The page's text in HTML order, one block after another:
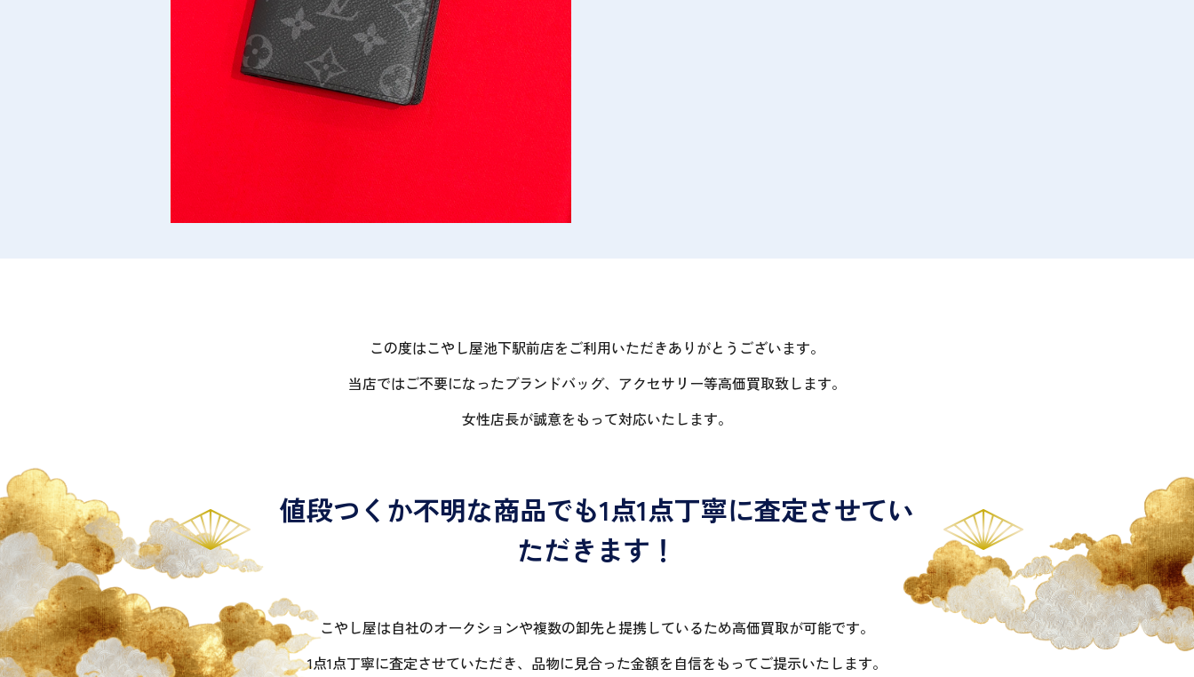
この度はこやし屋池下駅前店をご利用いただきありがとうございます。
当店ではご不要になったブランドバッグ、アクセサリー等高価買取致します。
女性店長が誠意をもって対応いたします。
値段つくか不明な商品でも1点1点丁寧に査定させてい
ただきます！
こやし屋は自社のオークションや複数の卸先と提携しているため高価買取が可能です。
1点1点丁寧に査定させていただき、品物に見合った金額を自信をもってご提示いたします。